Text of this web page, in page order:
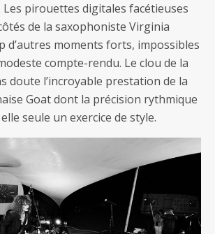
Les pirouettes digitales facétieuses
de la saxophoniste Virginia
d’autres moments forts, impossibles
compte-rendu. Le clou de la
doute l’incroyable prestation de la
Goat dont la précision rythmique
seule un exercice de style.